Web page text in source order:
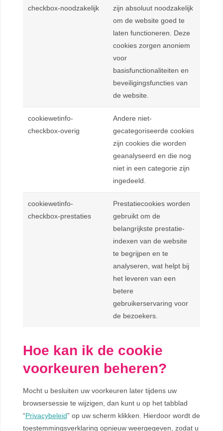
checkbox-noodzakelijk
zijn absoluut noodzakelijk
om de website goed te
laten functioneren. Deze
cookies zorgen anoniem
voor
basisfunctionaliteiten en
beveiligingsfuncties van
de website.
cookiewetinfo-
checkbox-overig
Andere niet-
gecategoriseerde cookies
zijn cookies die worden
geanalyseerd en die nog
niet in een categorie zijn
ingedeeld.
cookiewetinfo-
checkbox-prestaties
Prestatiecookies worden
gebruikt om de
belangrijkste prestatie-
indexen van de website
te begrijpen en te
analyseren, wat helpt bij
het leveren van een
betere
gebruikerservaring voor
de bezoekers.
Hoe kan ik de cookie
voorkeuren beheren?
Mocht u besluiten uw voorkeuren later tijdens uw
browsersessie te wijzigen, dan kunt u op het tabblad
“Privacybeleid” op uw scherm klikken. Hierdoor wordt de
toestemmingsverklaring opnieuw weergegeven, zodat u